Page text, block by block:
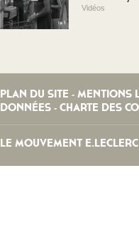
Vidéos
PLAN DU SITE - MENTIONS
DONNÉES - CHARTE DES
LE MOUVEMENT E.LECLERC